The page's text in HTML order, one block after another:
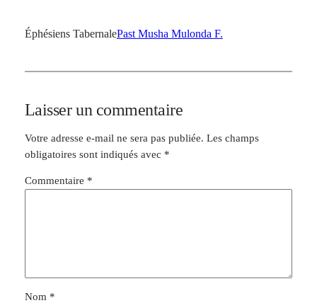
Éphésiens TabernalePast Musha Mulonda F.
Laisser un commentaire
Votre adresse e-mail ne sera pas publiée. Les champs
obligatoires sont indiqués avec *
Commentaire *
Nom *